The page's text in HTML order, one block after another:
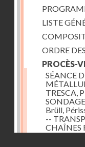
LISTE
ORDRE
PROCÈS-
SÉANCE
TRESCA,
Brüll,
--
CHAÎNES